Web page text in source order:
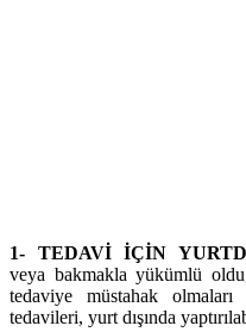
1- TEDAVİ İÇİN
veya bakmakla yükümlü
tedaviye müstahak
tedavileri, yurt dışında